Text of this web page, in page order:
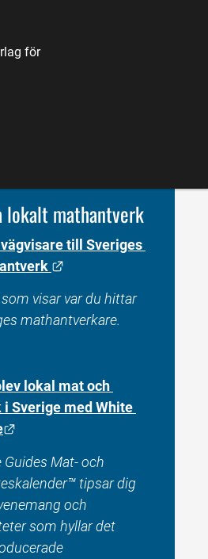
för
lokalt mathantverk
vägvisare till Sveriges
Länk till annan
visar var du hittar
mathantverkare.
lokal mat och
i Sverige med White
Länk till annan webbplats.
Guides Mat- och
tipsar dig
och
som hyllar det